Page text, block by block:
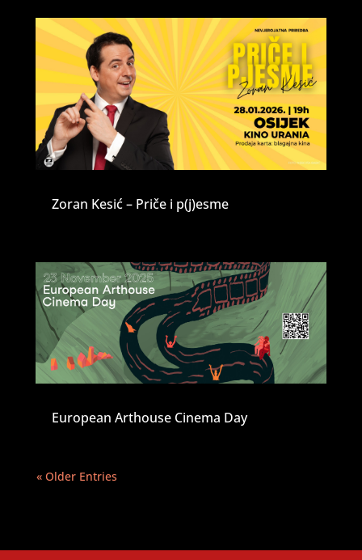
Zoran Kesić – Priče i p(j)esme
European Arthouse Cinema Day
« Older Entries